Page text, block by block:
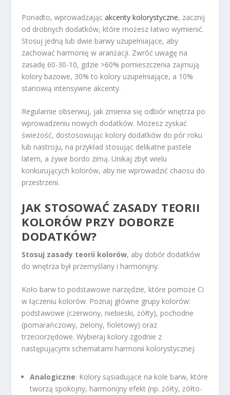
Ponadto, wprowadzającakcenty kolorystyczne, zacznij
od drobnych dodatków, które możesz łatwo wymienić.
Stosuj jedną lub dwie barwy uzupełniające, aby
zachować harmonię w aranżacji. Zwróć uwagę na
zasadę 60-30-10, gdzie >60% pomieszczenia zajmują
kolory bazowe, 30% to kolory uzupełniające, a 10%
stanowią intensywne akcenty.
Regularnie obserwuj, jak zmienia się odbiór wnętrza po
wprowadzeniu nowych dodatków. Możesz zyskać
świeżość, dostosowując kolory dodatków do pór roku
lub nastroju, na przykład stosując delikatne pastele
latem, a żywe bordo zimą. Unikaj zbyt wielu
konkurujących kolorów, aby nie wprowadzić chaosu do
przestrzeni.
JAK STOSOWAĆ ZASADY TEORII
KOLORÓW PRZY DOBORZE
DODATKÓW?
Stosuj zasady teorii kolorów, aby dobór dodatków
do wnętrza był przemyślany i harmonijny.
Koło barw to podstawowe narzędzie, które pomoże Ci
w łączeniu kolorów. Poznaj główne grupy kolorów:
podstawowe (czerwony, niebieski, żółty), pochodne
(pomarańczowy, zielony, fioletowy) oraz
trzeciorzędowe. Wybieraj kolory zgodnie z
następującymi schematami harmonii kolorystycznej:
Analogiczne: Kolory sąsiadujące na kole barw, które
tworzą spokojny, harmonijny efekt (np. żółty, żółto-